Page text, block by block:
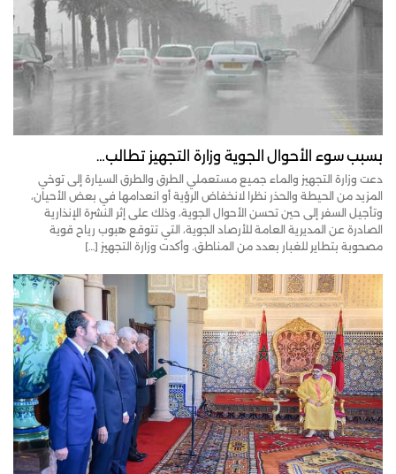
بسبب سوء الأحوال الجوية وزارة التجهيز تطالب…
دعت وزارة التجهيز والماء جميع مستعملي الطرق والطرق السيارة إلى توخي
المزيد من الحيطة والحذر نظرا لانخفاض الرؤية أو انعدامها في بعض الأحيان،
وتأجيل السفر إلى حين تحسن الأحوال الجوية، وذلك على إثر النشرة الإنذارية
الصادرة عن المديرية العامة للأرصاد الجوية، التي تتوقع هبوب رياح قوية
مصحوبة بتطاير للغبار بعدد من المناطق. وأكدت وزارة التجهيز […]